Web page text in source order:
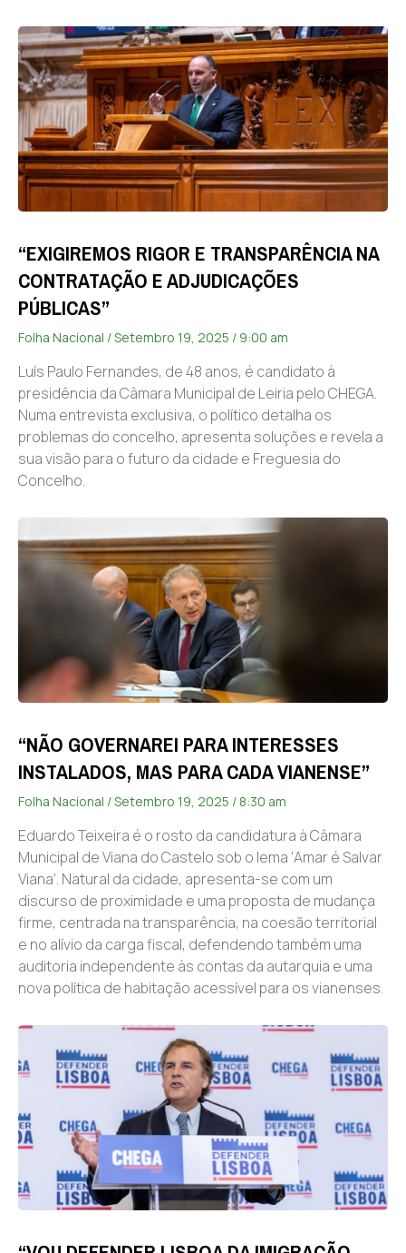
“EXIGIREMOS RIGOR E TRANSPARÊNCIA NA
CONTRATAÇÃO E ADJUDICAÇÕES
PÚBLICAS”
Folha Nacional Setembro 19, 2025 9:00 am
Luís Paulo Fernandes, de 48 anos, é candidato à
presidência da Câmara Municipal de Leiria pelo CHEGA.
Numa entrevista exclusiva, o político detalha os
problemas do concelho, apresenta soluções e revela a
sua visão para o futuro da cidade e Freguesia do
Concelho.
“NÃO GOVERNAREI PARA INTERESSES
INSTALADOS, MAS PARA CADA VIANENSE”
Folha Nacional Setembro 19, 2025 8:30 am
Eduardo Teixeira é o rosto da candidatura à Câmara
Municipal de Viana do Castelo sob o lema ‘Amar é Salvar
Viana’. Natural da cidade, apresenta-se com um
discurso de proximidade e uma proposta de mudança
firme, centrada na transparência, na coesão territorial
e no alívio da carga fiscal, defendendo também uma
auditoria independente às contas da autarquia e uma
nova política de habitação acessível para os vianenses.